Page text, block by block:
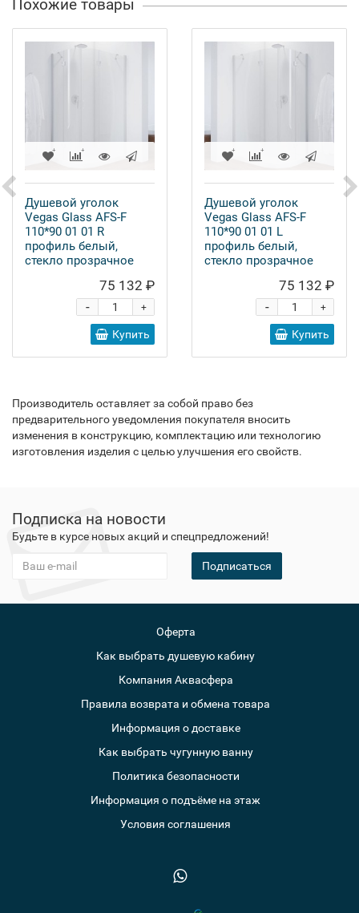
Похожие товары
Душевой уголок
Vegas Glass AFS-F
110*90 01 01 R
профиль белый,
стекло прозрачное
75 132 ₽
+
-
Купить
Душевой уголок
Vegas Glass AFS-F
110*90 01 01 L
профиль белый,
стекло прозрачное
75 132 ₽
+
-
Купить
Производитель оставляет за собой право без
предварительного уведомления покупателя вносить
изменения в конструкцию, комплектацию или технологию
изготовления изделия с целью улучшения его свойств.
Подписка на новости
Будьте в курсе новых акций и спецпредложений!
Подписаться
Оферта
Как выбрать душевую кабину
Компания Аквасфера
Правила возврата и обмена товара
Информация о доставке
Как выбрать чугунную ванну
Политика безопасности
Информация о подъёме на этаж
Условия соглашения